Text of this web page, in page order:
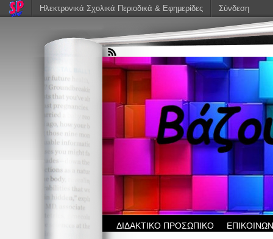
ΔΙΔΑΚΤΙΚΟ ΠΡΟΣΩΠΙΚΟ
Ηλεκτρονικά Σχολικά Περιοδικά & Εφημερίδες Σύνδεση